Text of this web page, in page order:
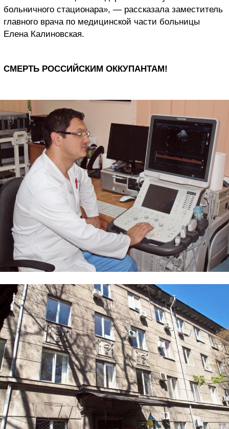
больничного стационара», — рассказала заместитель
главного врача по медицинской части больницы
Елена Калиновская.
СМЕРТЬ РОССИЙСКИМ ОККУПАНТАМ!